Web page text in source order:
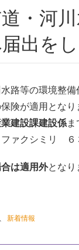
出を
路等の環境整
険が適用となり
建設課建設係ま
クシミリ ６
は適用外となり
、 新着情報